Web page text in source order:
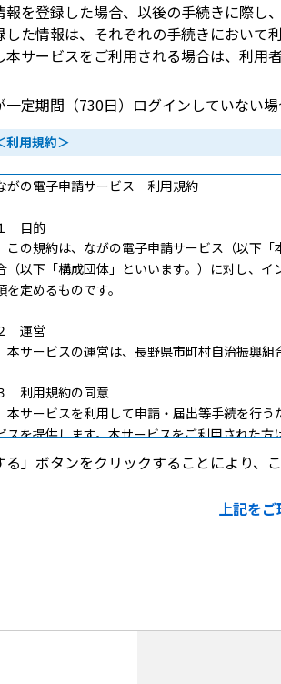
報を登録した場合、以後の手続きに際し
した情報は、それぞれの手続きにおいて
本サービスをご利用される場合は、利用
一定期間（730日）ログインしていない場
利用規約＞
がの電子申請サービス 利用規約
目的
この規約は、ながの電子申請サービス（以下
（以下「構成団体」といいます。）に対し、
を定めるものです。
運営
本サービスの運営は、長野県市町村自治振興組
利用規約の同意
本サービスを利用して申請・届出等手続を行
スを提供します。本サービスをご利用された
い場合は、本サービスをご利用いただくことが
本サービスを利用して申請・届出等手続を行う
(2) 利用者登録を行う際は、利用者ＩＤ、パスワ
る」ボタンをクリックすることにより、
上記をご